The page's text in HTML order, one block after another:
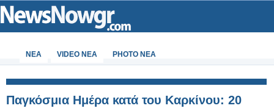
ΝΕΑ VIDEO NEA PHOTO NEA
Παγκόσμια Ημέρα κατά του Καρκίνου: 20